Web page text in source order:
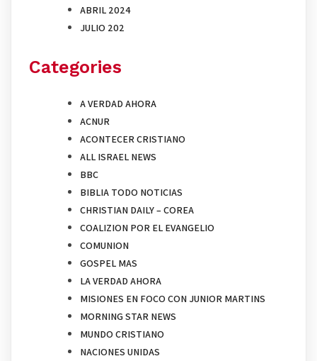
ABRIL 2024
JULIO 202
Categories
A VERDAD AHORA
ACNUR
ACONTECER CRISTIANO
ALL ISRAEL NEWS
BBC
BIBLIA TODO NOTICIAS
CHRISTIAN DAILY – COREA
COALIZION POR EL EVANGELIO
COMUNION
GOSPEL MAS
LA VERDAD AHORA
MISIONES EN FOCO CON JUNIOR MARTINS
MORNING STAR NEWS
MUNDO CRISTIANO
NACIONES UNIDAS